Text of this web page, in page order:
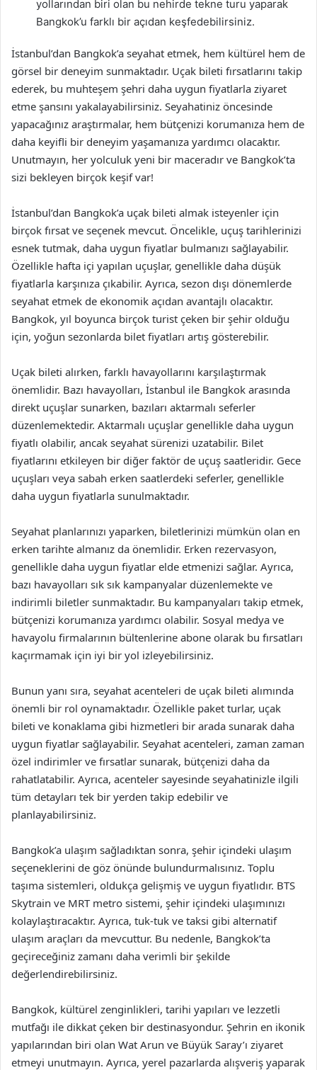
yollarından biri olan bu nehirde tekne turu yaparak
Bangkok’u farklı bir açıdan keşfedebilirsiniz.
İstanbul’dan Bangkok’a seyahat etmek, hem kültürel hem de
görsel bir deneyim sunmaktadır. Uçak bileti fırsatlarını takip
ederek, bu muhteşem şehri daha uygun fiyatlarla ziyaret
etme şansını yakalayabilirsiniz. Seyahatiniz öncesinde
yapacağınız araştırmalar, hem bütçenizi korumanıza hem de
daha keyifli bir deneyim yaşamanıza yardımcı olacaktır.
Unutmayın, her yolculuk yeni bir maceradır ve Bangkok’ta
sizi bekleyen birçok keşif var!
İstanbul’dan Bangkok’a uçak bileti almak isteyenler için
birçok fırsat ve seçenek mevcut. Öncelikle, uçuş tarihlerinizi
esnek tutmak, daha uygun fiyatlar bulmanızı sağlayabilir.
Özellikle hafta içi yapılan uçuşlar, genellikle daha düşük
fiyatlarla karşınıza çıkabilir. Ayrıca, sezon dışı dönemlerde
seyahat etmek de ekonomik açıdan avantajlı olacaktır.
Bangkok, yıl boyunca birçok turist çeken bir şehir olduğu
için, yoğun sezonlarda bilet fiyatları artış gösterebilir.
Uçak bileti alırken, farklı havayollarını karşılaştırmak
önemlidir. Bazı havayolları, İstanbul ile Bangkok arasında
direkt uçuşlar sunarken, bazıları aktarmalı seferler
düzenlemektedir. Aktarmalı uçuşlar genellikle daha uygun
fiyatlı olabilir, ancak seyahat sürenizi uzatabilir. Bilet
fiyatlarını etkileyen bir diğer faktör de uçuş saatleridir. Gece
uçuşları veya sabah erken saatlerdeki seferler, genellikle
daha uygun fiyatlarla sunulmaktadır.
Seyahat planlarınızı yaparken, biletlerinizi mümkün olan en
erken tarihte almanız da önemlidir. Erken rezervasyon,
genellikle daha uygun fiyatlar elde etmenizi sağlar. Ayrıca,
bazı havayolları sık sık kampanyalar düzenlemekte ve
indirimli biletler sunmaktadır. Bu kampanyaları takip etmek,
bütçenizi korumanıza yardımcı olabilir. Sosyal medya ve
havayolu firmalarının bültenlerine abone olarak bu fırsatları
kaçırmamak için iyi bir yol izleyebilirsiniz.
Bunun yanı sıra, seyahat acenteleri de uçak bileti alımında
önemli bir rol oynamaktadır. Özellikle paket turlar, uçak
bileti ve konaklama gibi hizmetleri bir arada sunarak daha
uygun fiyatlar sağlayabilir. Seyahat acenteleri, zaman zaman
özel indirimler ve fırsatlar sunarak, bütçenizi daha da
rahatlatabilir. Ayrıca, acenteler sayesinde seyahatinizle ilgili
tüm detayları tek bir yerden takip edebilir ve
planlayabilirsiniz.
Bangkok’a ulaşım sağladıktan sonra, şehir içindeki ulaşım
seçeneklerini de göz önünde bulundurmalısınız. Toplu
taşıma sistemleri, oldukça gelişmiş ve uygun fiyatlıdır. BTS
Skytrain ve MRT metro sistemi, şehir içindeki ulaşımınızı
kolaylaştıracaktır. Ayrıca, tuk-tuk ve taksi gibi alternatif
ulaşım araçları da mevcuttur. Bu nedenle, Bangkok’ta
geçireceğiniz zamanı daha verimli bir şekilde
değerlendirebilirsiniz.
Bangkok, kültürel zenginlikleri, tarihi yapıları ve lezzetli
mutfağı ile dikkat çeken bir destinasyondur. Şehrin en ikonik
yapılarından biri olan Wat Arun ve Büyük Saray’ı ziyaret
etmeyi unutmayın. Ayrıca, yerel pazarlarda alışveriş yaparak